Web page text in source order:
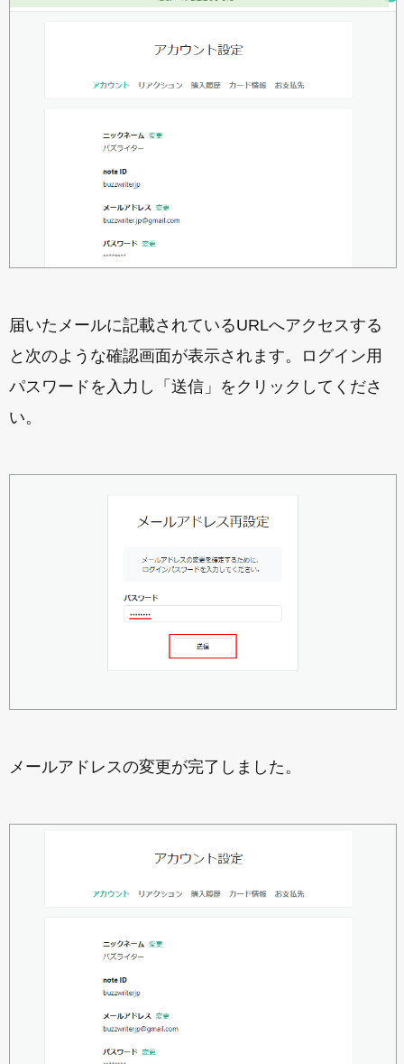
届いたメールに記載されているURLへアクセスする
と次のような確認画面が表示されます。ログイン用
パスワードを入力し「送信」をクリックしてくださ
い。
メールアドレスの変更が完了しました。